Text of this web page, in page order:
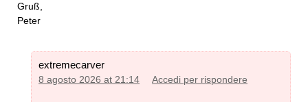
Gruß,
Peter
extremecarver
8 agosto 2026 at 21:14 Accedi per rispondere